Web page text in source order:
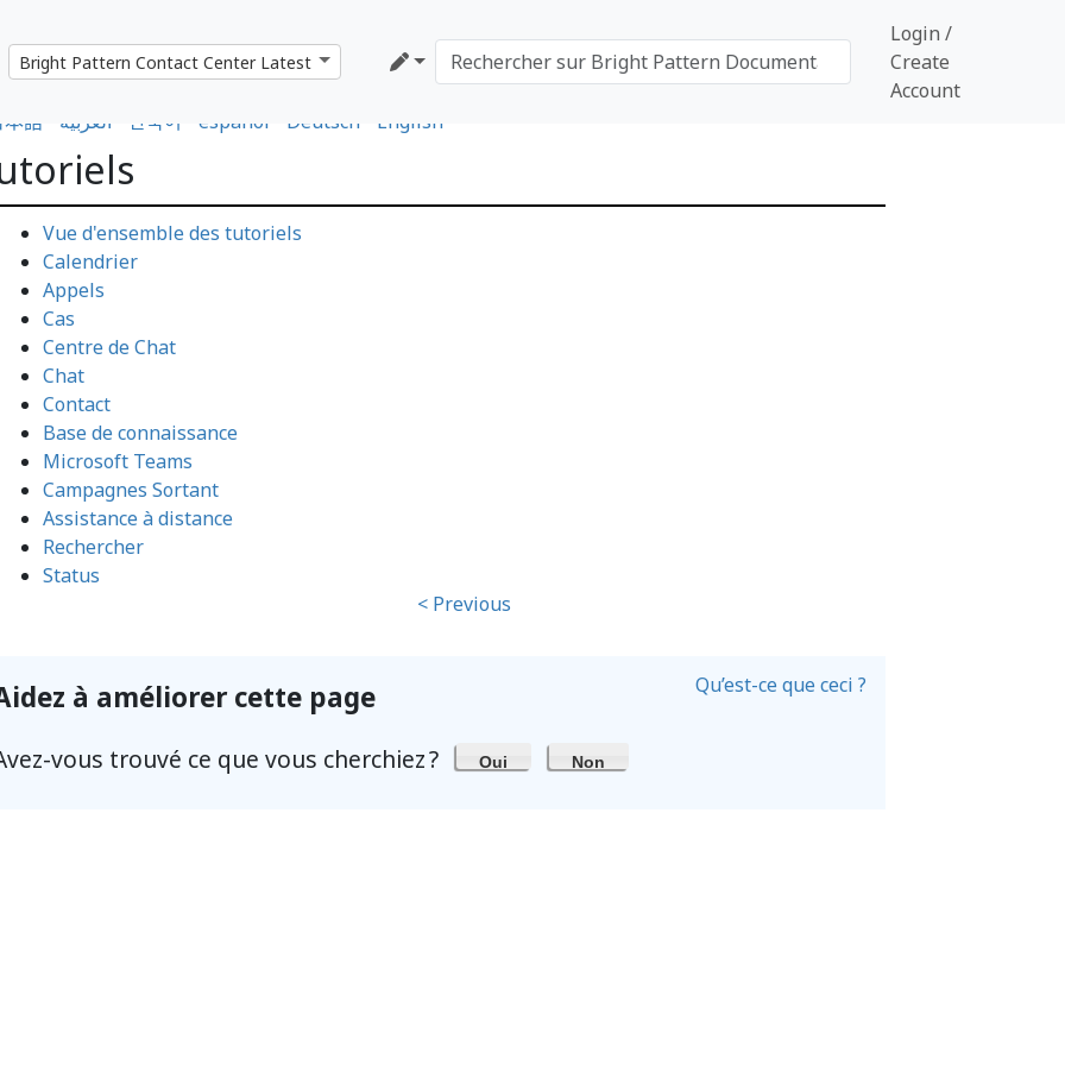
Login /
Create
Account
本語 العربية 한국어 español Deutsch English
Vue d'ensemble des tutoriels
Calendrier
Appels
Cas
Centre de Chat
Chat
Contact
Base de connaissance
Microsoft Teams
Campagnes Sortant
Assistance à distance
Rechercher
Status
< Previous
à améliorer cette page Qu’est-ce que ceci ?
vous trouvé ce que vous cherchiez ? Oui Non